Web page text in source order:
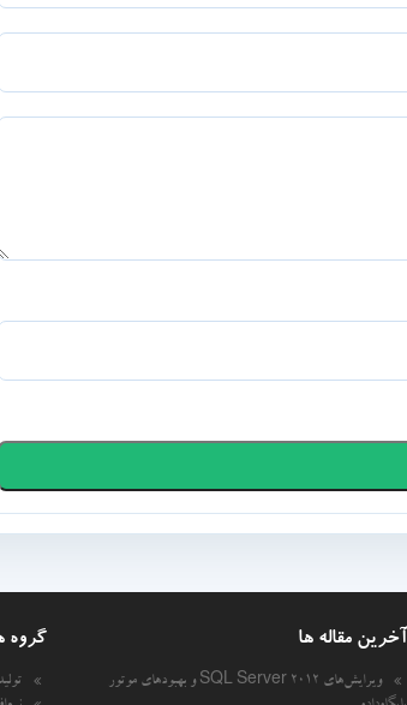
آخرین مقاله ها
ویرایش‌های SQL Server 2012 و بهبودهای موتور
گروه